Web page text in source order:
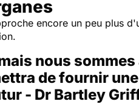
encore un peu plus
nous
de fournir
- Dr Bartley